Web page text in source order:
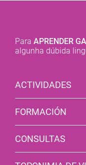
Para APRENDER
algunha dúbida
ACTIVIDADES
FORMACIÓN
CONSULTAS